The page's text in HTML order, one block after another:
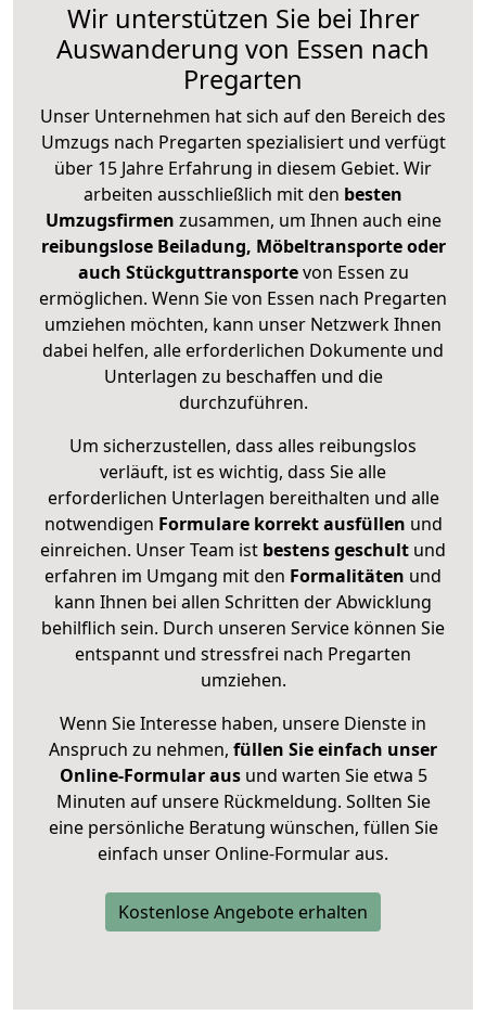
Wir unterstützen Sie bei Ihrer
Auswanderung von Essen nach
Pregarten
Unser Unternehmen hat sich auf den Bereich des
Umzugs nach Pregarten spezialisiert und verfügt
über 15 Jahre Erfahrung in diesem Gebiet. Wir
arbeiten ausschließlich mit den besten
Umzugsfirmen zusammen, um Ihnen auch eine
reibungslose Beiladung, Möbeltransporte oder
auch Stückguttransportevon Essen zu
ermöglichen. Wenn Sie von Essen nach Pregarten
umziehen möchten, kann unser Netzwerk Ihnen
dabei helfen, alle erforderlichen Dokumente und
Unterlagen zu beschaffen und die
durchzuführen.
Um sicherzustellen, dass alles reibungslos
verläuft, ist es wichtig, dass Sie alle
erforderlichen Unterlagen bereithalten und alle
notwendigen Formulare korrekt ausfüllen und
einreichen. Unser Team ist bestens geschult und
erfahren im Umgang mit den Formalitäten und
kann Ihnen bei allen Schritten der Abwicklung
behilflich sein. Durch unseren Service können Sie
entspannt und stressfrei nach Pregarten
umziehen.
Wenn Sie Interesse haben, unsere Dienste in
Anspruch zu nehmen, füllen Sie einfach unser
Online-Formular ausund warten Sie etwa 5
Minuten auf unsere Rückmeldung. Sollten Sie
eine persönliche Beratung wünschen, füllen Sie
einfach unser Online-Formular aus.
Kostenlose Angebote erhalten